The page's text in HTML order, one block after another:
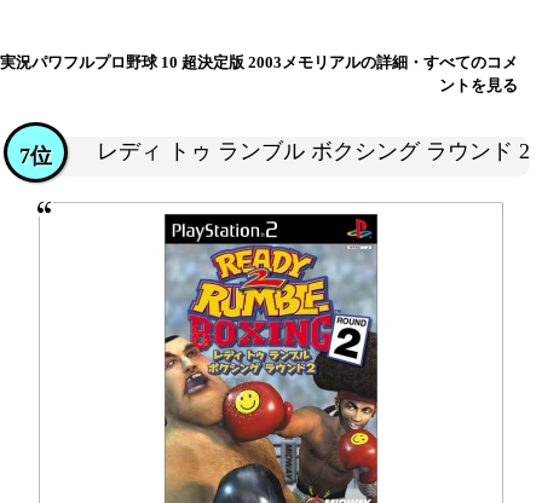
実況パワフルプロ野球 10 超決定版 2003メモリアルの詳細・すべてのコメ
ントを見る
レディ トゥ ランブル ボクシング ラウンド 2
7位